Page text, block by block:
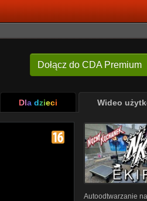
Dołącz do CDA Premium
Dla dzieci Wideo
Autoodtwarzanie